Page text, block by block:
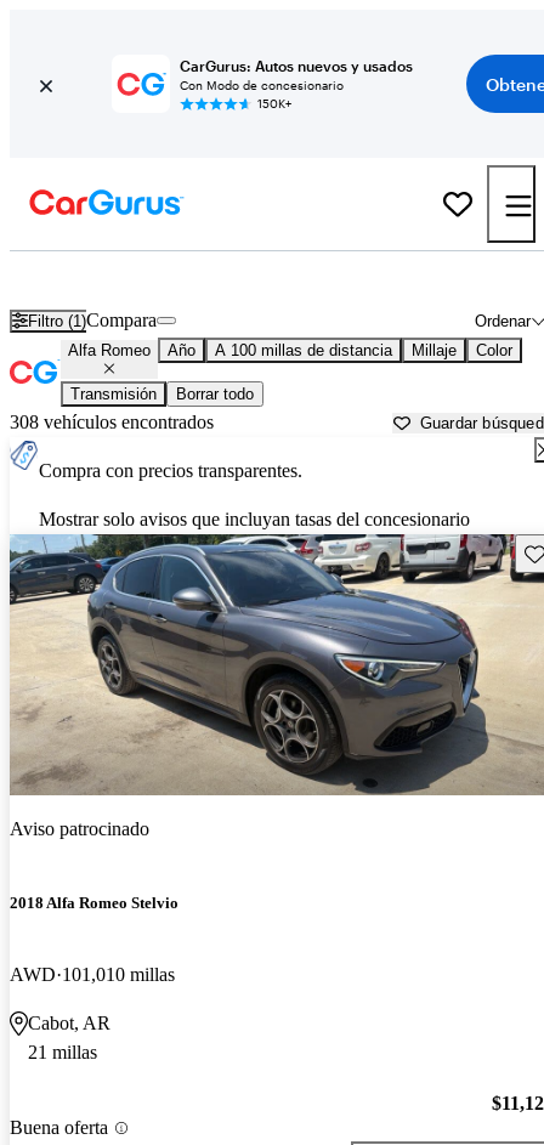
CarGurus: Autos nuevos y usados
Con Modo de concesionario
150K+
Filtro (1) Ordenar
Compara
Alfa Romeo Año A 100 millas de distancia Millaje Color
Transmisión Borrar todo
308 vehículos encontrados Guardar
Compra con precios transparentes.
Mostrar solo avisos que incluyan tasas del concesionario
Aviso patrocinado
2018 Alfa Romeo Stelvio
AWD 101,010 millas
Cabot, AR
21 millas
Buena oferta